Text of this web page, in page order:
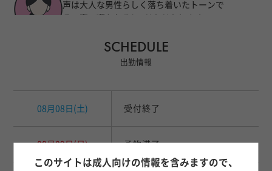
声は大人な男性らしく落ち着いたトーンで
犬っぽい可愛さもあって癒やされますが、
おそらく..凄くいい意味で、変態です。
SCHEDULE
出勤情報
08月08日 (土) 受付終了
08月09日(日) 予約満了
このサイトは成人向けの情報を含みますので、